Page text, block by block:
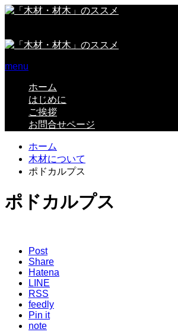
menu
ホーム
はじめに
ご挨拶
お問合せページ
ホーム
木材について
ポドカルプス
ポドカルプス
Post
Share
Hatena
LINE
RSS
feedly
Pin it
note